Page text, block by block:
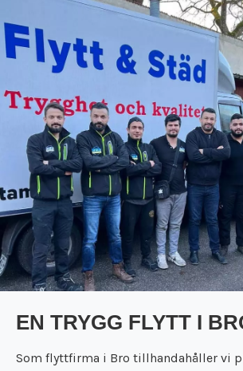
Flyttfirma Nybro
Flyttfirma Nyköping
Flyttfirma Oskarshamn
Flyttfirma Oxelösund
Flyttfirma Sala
Flyttfirma Sandviken
Flyttfirma Skara
Flyttfirma Skinnskatteberg
Flyttfirma Skövde
Flyttfirma Södertälje
Flyttfirma Sollentuna
Flyttfirma Solna
Flyttfirma Stockholm
Flyttfirma Strängnäs
Flyttfirma Täby
Flyttfirma Tidaholm
Städfirma Säffle
Städfirma Sala
Städfirma Skara
Städfirma Skinnskatteberg
Städfirma Södertälje
Städfirma Sollentuna
Städfirma Solna
Städfirma Stockholm
Städfirma Strängnäs
Städfirma Surahammar
Städfirma Täby
Städfirma Tibro
Städfirma Tidaholm
Städfirma Töreboda
Städfirma Uppsala
Städfirma Västerås
EN TRYGG FLYTT I
Som flyttfirma i Bro tillhandahåller vi